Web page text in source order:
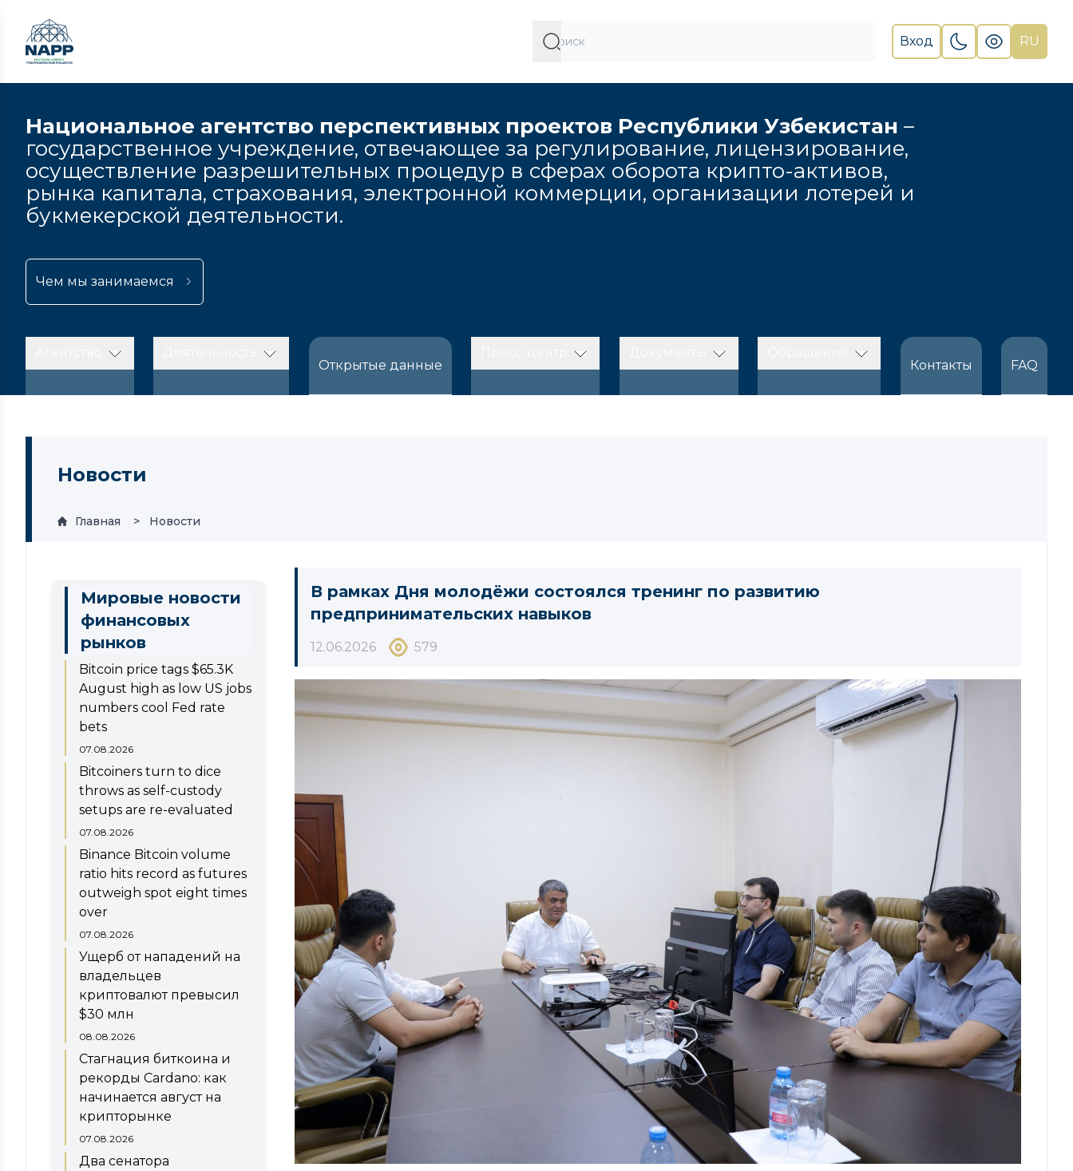
Вход RU
Национальное агентство перспективных проектов Республики Узбекистан –
государственное учреждение, отвечающее за регулирование, лицензирование,
осуществление разрешительных процедур в сферах оборота крипто-активов,
рынка капитала, страхования, электронной коммерции, организации лотерей и
букмекерской деятельности.
Чем мы занимаемся
Открытые данные
Контакты
FAQ
Новости
Главная Новости
Мировые новости
финансовых
рынков
Bitcoin price tags $65.3K
August high as low US jobs
numbers cool Fed rate
bets
07.08.2026
Bitcoiners turn to dice
throws as self-custody
setups are re-evaluated
07.08.2026
Binance Bitcoin volume
ratio hits record as futures
outweigh spot eight times
over
07.08.2026
Ущерб от нападений на
владельцев
криптовалют превысил
$30 млн
08.08.2026
Стагнация биткоина и
рекорды Cardano: как
начинается август на
крипторынке
07.08.2026
Два сенатора
В рамках Дня молодёжи состоялся тренинг по развитию
предпринимательских навыков
12.06.2026 579